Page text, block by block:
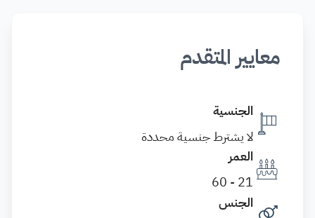
معايير المتقدم
الجنسية
لا يشترط جنسية محددة
العمر
21 - 60
الجنس